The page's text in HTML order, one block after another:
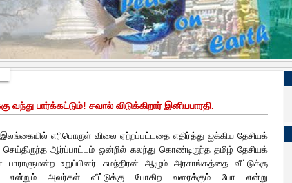
வந்து பார்க்கட்டும்! சவால் விடுக்கிறார் இனியபாரதி.
எரிபொருள் விலை ஏற்றப்பட்டதை எதிர்த்து ஐக்கிய தேசியக்
செய்திருந்த ஆர்ப்பாட்டம் ஒன்றில் கலந்து கொண்டிருந்த தமிழ் தேசியக்
பாராளுமன்ற உறுப்பினர் சுமந்திரன் ஆழும் அரசாங்கத்தை வீட்டுக்கு
என்றும் அவர்கள் வீட்டுக்கு போகிற வரைக்கும் போ என்று